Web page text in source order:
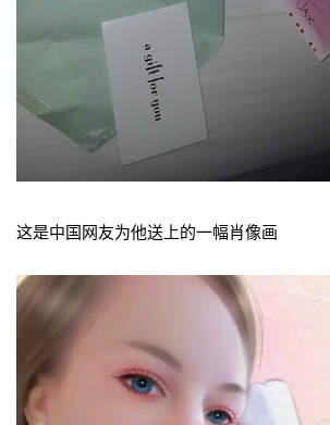
这是中国网友为他送上的一幅肖像画